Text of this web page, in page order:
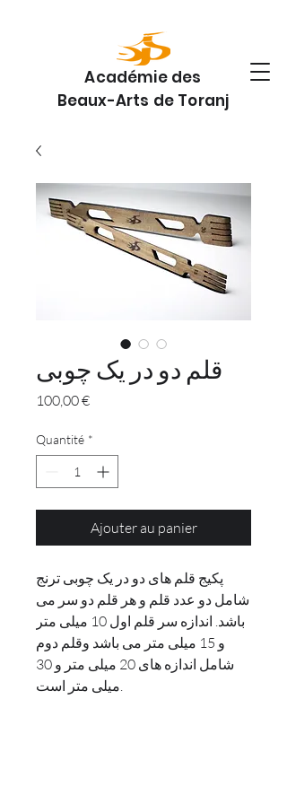
Académie des
Beaux-Arts de Toranj
قلم دو در یک چوبی
100,00 €Prix
Quantité *
Ajouter au panier
پکیج قلم های دو در یک چوبی ترنج
شامل دو عدد قلم و هر قلم دو سر می
باشد. اندازه سر قلم اول 10 میلی متر
و 15 میلی متر می باشد وقلم دوم
شامل اندازه های 20 میلی متر و 30
میلی متر است.